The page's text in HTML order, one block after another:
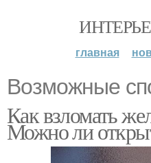
главная
Возможные
Как взломать
Можно ли